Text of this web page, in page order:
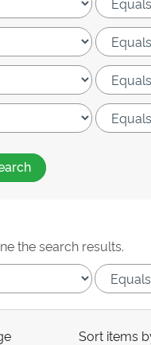
the search results.
Sort items